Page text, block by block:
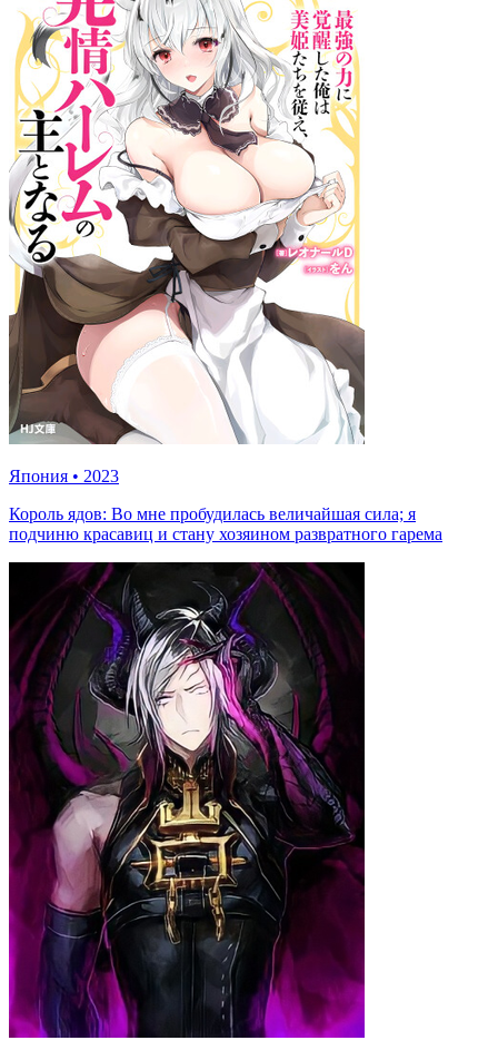
Япония • 2023
Король ядов: Во мне пробудилась величайшая сила; я
подчиню красавиц и стану хозяином развратного гарема